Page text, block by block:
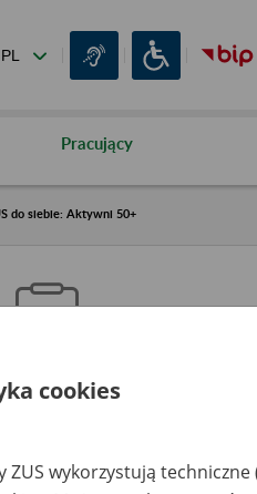
Pracujący
do siebie: Aktywni 50+
Zaproś ZUS
Rodzaj wydarzenia
cookies
ZUS wykorzystują